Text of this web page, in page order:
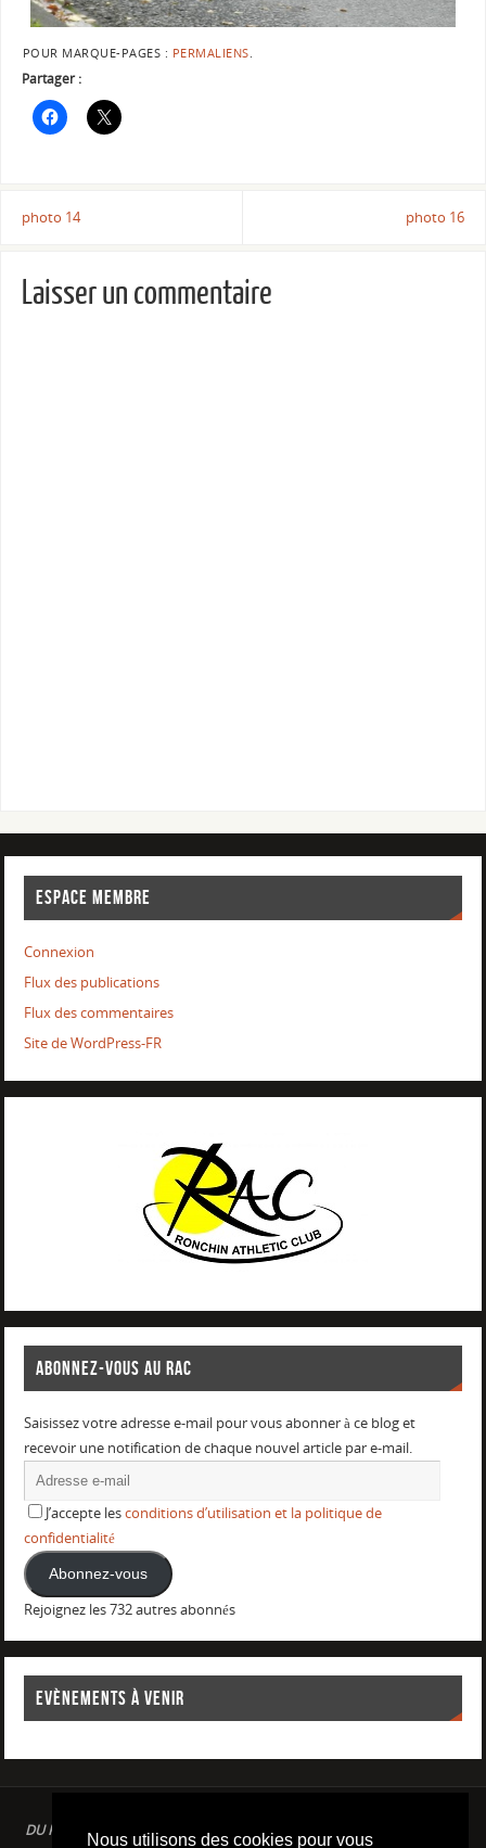
Nous utilisons des cookies pour vous
POUR MARQUE-PAGES : PERMALIENS.
Partager :
photo 14 photo 16
Laisser un commentaire
ESPACE MEMBRE
Connexion
Flux des publications
Flux des commentaires
Site de WordPress-FR
ABONNEZ-VOUS AU RAC
Saisissez votre adresse e-mail pour vous abonner à ce blog et
recevoir une notification de chaque nouvel article par e-mail.
J’accepte lesconditions d’utilisation et la politique de
confidentialité
Abonnez-vous
Rejoignez les 732 autres abonnés
EVÈNEMENTS À VENIR
DU PLAISIR DANS LE SPORT LOISIR A LA COMPETITION : AQUAGYM /